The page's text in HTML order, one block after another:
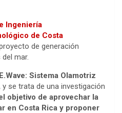
Ingeniería
de Costa
de generación
mar.
Sistema Olamotriz
y se trata de una investigación
objetivo de aprovechar la
en Costa Rica y proponer